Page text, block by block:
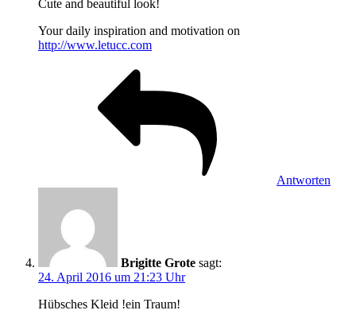
Cute and beautiful look!
Your daily inspiration and motivation on
http://www.letucc.com
Antworten
Brigitte Grote sagt:
24. April 2016 um 21:23 Uhr
Hübsches Kleid !ein Traum!